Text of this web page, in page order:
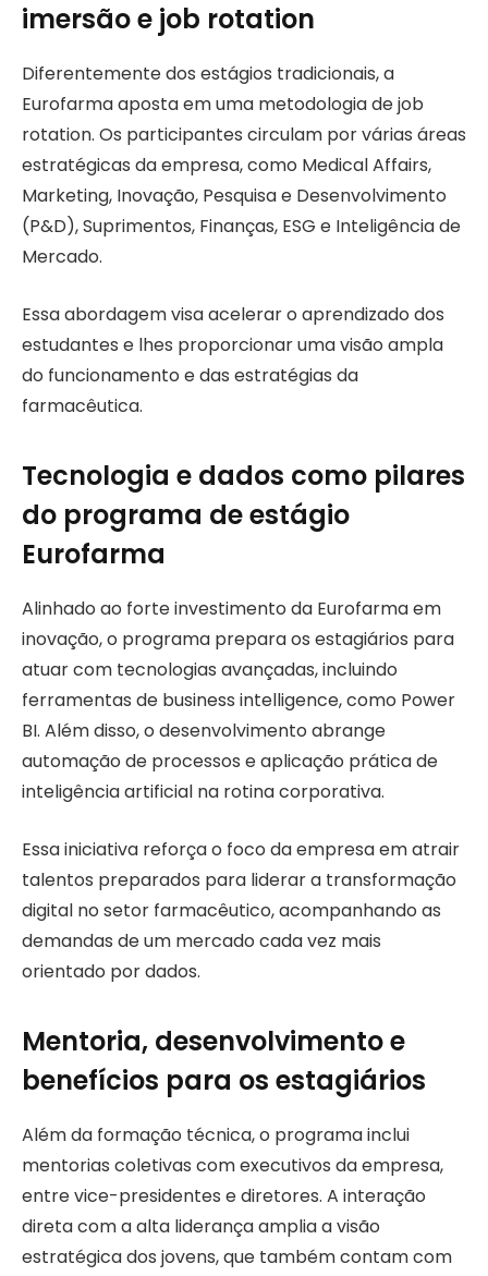
imersão e job rotation
Diferentemente dos estágios tradicionais, a
Eurofarma aposta em uma metodologia de job
rotation. Os participantes circulam por várias áreas
estratégicas da empresa, como Medical Affairs,
Marketing, Inovação, Pesquisa e Desenvolvimento
(P&D), Suprimentos, Finanças, ESG e Inteligência de
Mercado.
Essa abordagem visa acelerar o aprendizado dos
estudantes e lhes proporcionar uma visão ampla
do funcionamento e das estratégias da
farmacêutica.
Tecnologia e dados como pilares
do programa de estágio
Eurofarma
Alinhado ao forte investimento da Eurofarma em
inovação, o programa prepara os estagiários para
atuar com tecnologias avançadas, incluindo
ferramentas de business intelligence, como Power
BI. Além disso, o desenvolvimento abrange
automação de processos e aplicação prática de
inteligência artificial na rotina corporativa.
Essa iniciativa reforça o foco da empresa em atrair
talentos preparados para liderar a transformação
digital no setor farmacêutico, acompanhando as
demandas de um mercado cada vez mais
orientado por dados.
Mentoria, desenvolvimento e
benefícios para os estagiários
Além da formação técnica, o programa inclui
mentorias coletivas com executivos da empresa,
entre vice-presidentes e diretores. A interação
direta com a alta liderança amplia a visão
estratégica dos jovens, que também contam com